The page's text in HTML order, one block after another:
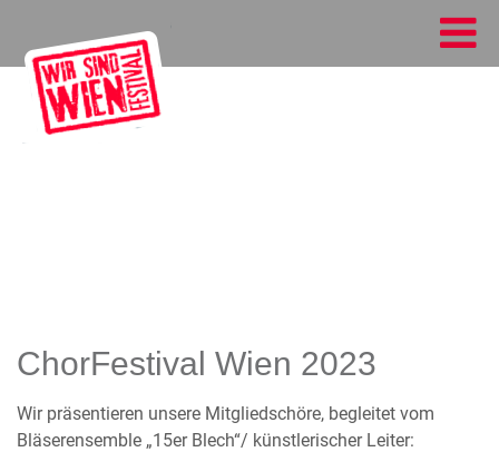
ChorFestival Wien 2023
Wir präsentieren unsere Mitgliedschöre, begleitet vom
Bläserensemble „15er Blech“/ künstlerischer Leiter: